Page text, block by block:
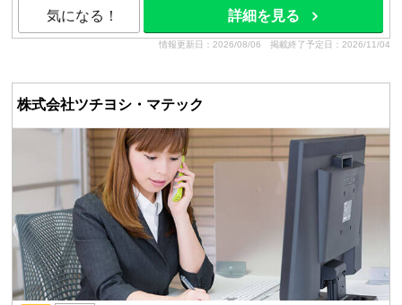
気になる！ 詳細を見る
情報更新日：2026/08/06 掲載終了予定日：2026/11/04
株式会社ツチヨシ・マテック